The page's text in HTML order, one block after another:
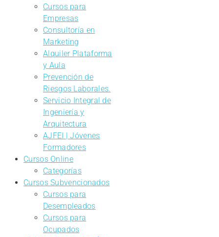
Cursos para
Empresas
Consultoría en
Marketing
Alquiler Plataforma
y Aula
Prevención de
Riesgos Laborales.
Servicio Integral de
Ingeniería y
Arquitectura
AJFEI | Jóvenes
Formadores
Cursos Online
Categorías
Cursos Subvencionados
Cursos para
Desempleados
Cursos para
Ocupados